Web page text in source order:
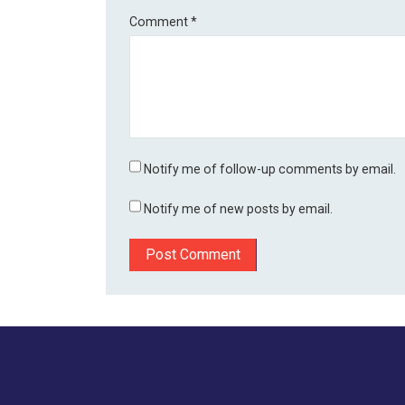
Comment*
Notify me of follow-up comments by email.
Notify me of new posts by email.